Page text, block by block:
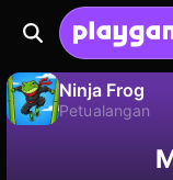
Ninja Frog
Petualangan
Simpan